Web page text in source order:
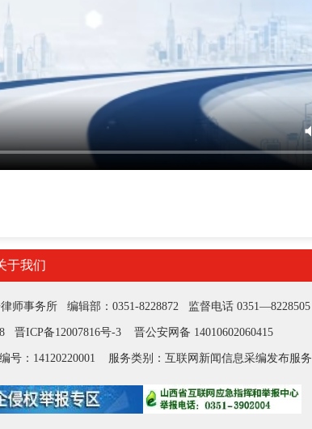
于我们
师事务所 编辑部：0351-8228872 监督电话 0351—8228505
晋ICP备12007816号-3 晋公安网备 14010602060415
号：14120220001 服务类别：互联网新闻信息采编发布服务